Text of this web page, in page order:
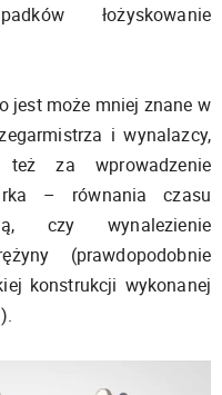
łożyskowanie
jest może mniej znane w
i wynalazcy,
też za wprowadzenie
– równania czasu
czy wynalezienie
(prawdopodobnie
konstrukcji wykonanej